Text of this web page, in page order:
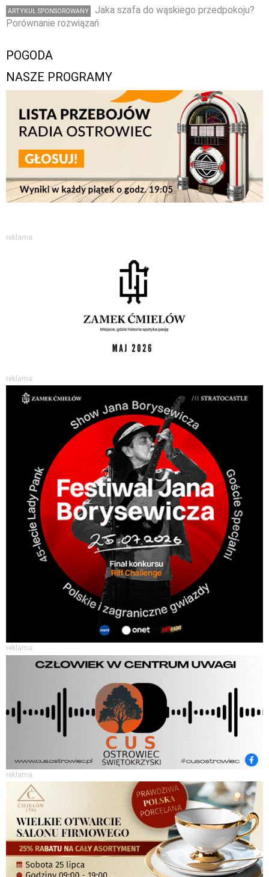
ARTYKUŁ SPONSOROWANY
Jaka szafa do wąskiego przedpokoju?
Porównanie rozwiązań
POGODA
NASZE PROGRAMY
reklama
reklama
reklama
reklama